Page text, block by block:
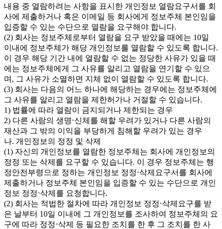
내용 중 열람하려는 사항을 표시한 개인정보 열람요구서를 회
사에 제출하거나 혹은 이메일 등 회사에게 정보주체 본인임을
입증할 수 있는 수단으로 열람을 요구해야 합니다.
(2) 회사는 정보주체로부터 열람을 요구 받았을 때에는 10일
이내에 정보주체가 해당 개인정보를 열람할 수 있도록 합니다.
이 경우 해당 기간 내에 열람할 수 없는 정당한 사유가 있을 때
에는 정보주체에게 그 사유를 알리고 열람을 연기할 수 있으
며, 그 사유가 소멸하면 지체 없이 열람할 수 있도록 합니다.
(3) 회사는 다음의 어느 하나에 해당하는 경우에는 정보주체에
그 사유를 알리고 열람을 제한허가나 거절할 수 있습니다.
1) 법률에 따라 열람이 금지되거나 제한되는 경우
2) 다른 사람의 생명⋅신체를 해할 우려가 있거나 다른 사람의
재산과 그 밖의 이익을 부당하게 침해할 우려가 있는 경우
나. 개인정보의 정정 및 삭제
(1) 자신의 개인정보를 열람한 정보주체는 회사에 개인정보의
정정 또는 삭제를 요구할 수 있습니다. 이 경우 정보주체는 행
정안전부령으로 정하는 개인정보 정정⋅삭제요구서를 회사에
제출하거나 정보주체 본인임을 입증할 수 있는 수단으로 개인
정보 정정⋅삭제를 요청합니다.
(2) 회사는 적법한 절차에 따라 개인정보 정정⋅삭제요구를 받
은 날부터 10일 이내에 그 개인정보를 조사하여 정보주체의 요
구에 따라 정정⋅삭제 등 필요한 조치를 한 후 그 조치를 한 사